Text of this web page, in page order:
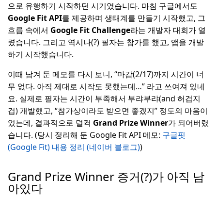
으로 유행하기 시작하던 시기였습니다. 마침 구글에서도
Google Fit API를 제공하며 생태계를 만들기 시작했고, 그
흐름 속에서 Google Fit Challenge라는 개발자 대회가 열
렸습니다. 그리고 역시나(?) 필자는 참가를 했고, 앱을 개발
하기 시작했습니다.
이때 남겨 둔 메모를 다시 보니, “마감(2/17)까지 시간이 너
무 없다. 아직 제대로 시작도 못했는데…” 라고 쓰여져 있네
요. 실제로 필자는 시간이 부족해서 부랴부랴(and 허겁지
겁) 개발했고, “참가상이라도 받으면 좋겠지” 정도의 마음이
었는데, 결과적으로 덜컥 Grand Prize Winner가 되어버렸
습니다. (당시 정리해 둔 Google Fit API 메모: 구글핏
(Google Fit) 내용 정리 (네이버 블로그))
Grand Prize Winner 증거(?)가 아직 남
아있다